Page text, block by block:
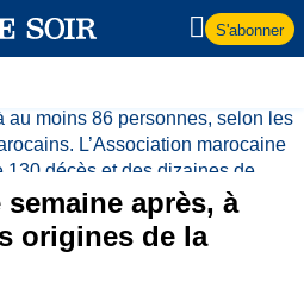
S'abonner
semaine après, à
origines de la